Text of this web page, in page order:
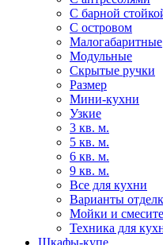
С барной
С островом
Малогабаритные
Модульные
Скрытые ручки
Размер
Мини-кухни
Узкие
3 кв. м.
5 кв. м.
6 кв. м.
9 кв. м.
Все для кухни
Варианты
Мойки и
Техника для
Шкафы-купе